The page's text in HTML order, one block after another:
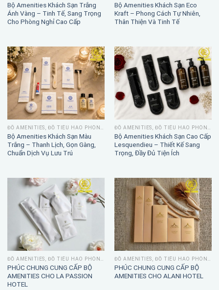
Bộ Amenities Khách Sạn Trắng
Ánh Vàng – Tinh Tế, Sang Trọng
Cho Phòng Nghỉ Cao Cấp
Bộ Amenities Khách Sạn Eco
Kraft – Phong Cách Tự Nhiên,
Thân Thiện Và Tinh Tế
Bộ Amenities Khách Sạn Màu
Trắng – Thanh Lịch, Gọn Gàng,
Chuẩn Dịch Vụ Lưu Trú
Bộ Amenities Khách Sạn Cao Cấp
Lesquendieu – Thiết Kế Sang
Trọng, Đầy Đủ Tiện Ích
PHÚC CHUNG CUNG CẤP BỘ
AMENITIES CHO LA PASSION
HOTEL
PHÚC CHUNG CUNG CẤP BỘ
AMENITIES CHO ALANI HOTEL